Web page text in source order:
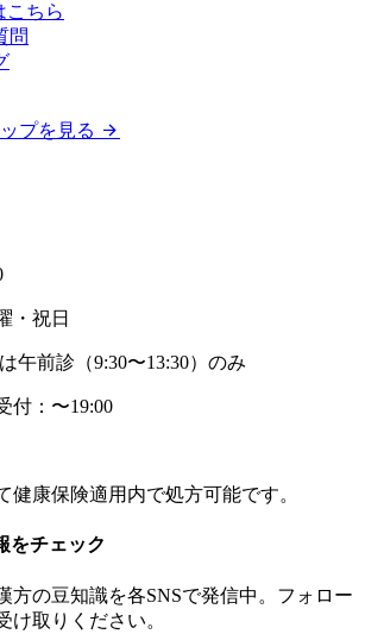
こちら
問
プを見る
・祝日
午前診（9:30〜13:30）のみ
付：〜19:00
健康保険適用内で処方可能です。
をチェック
方の豆知識を各SNSで発信中。フォロー
け取りください。